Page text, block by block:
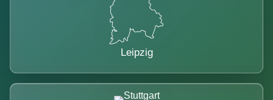
Leipzig